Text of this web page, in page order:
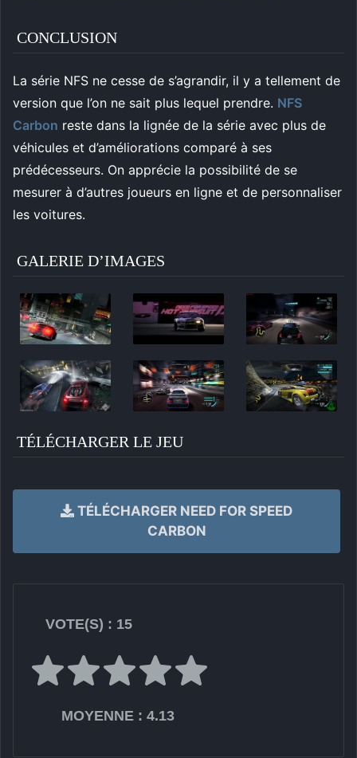
CONCLUSION
La série NFS ne cesse de s’agrandir, il y a tellement de
version que l’on ne sait plus lequel prendre. NFS
Carbon reste dans la lignée de la série avec plus de
véhicules et d’améliorations comparé à ses
prédécesseurs. On apprécie la possibilité de se
mesurer à d’autres joueurs en ligne et de personnaliser
les voitures.
GALERIE D’IMAGES
TÉLÉCHARGER LE JEU
TÉLÉCHARGER NEED FOR SPEED
CARBON
MOYENNE : 4.13
VOTE(S) : 15